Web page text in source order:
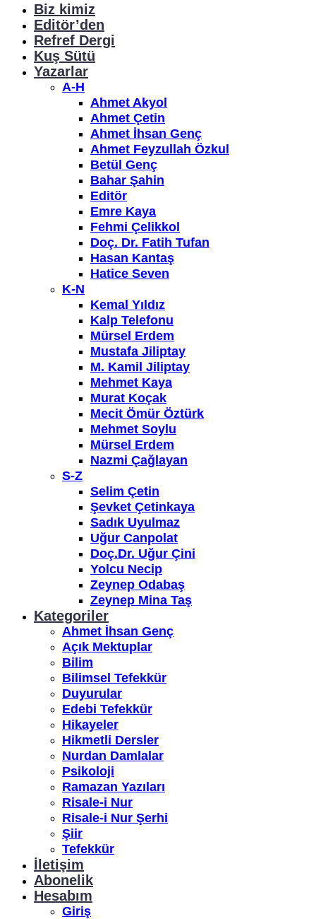
Biz kimiz
Editör’den
Refref Dergi
Kuş Sütü
Yazarlar
A-H
Ahmet Akyol
Ahmet Çetin
Ahmet İhsan Genç
Ahmet Feyzullah Özkul
Betül Genç
Bahar Şahin
Editör
Emre Kaya
Fehmi Çelikkol
Doç. Dr. Fatih Tufan
Hasan Kantaş
Hatice Seven
K-N
Kemal Yıldız
Kalp Telefonu
Mürsel Erdem
Mustafa Jiliptay
M. Kamil Jiliptay
Mehmet Kaya
Murat Koçak
Mecit Ömür Öztürk
Mehmet Soylu
Mürsel Erdem
Nazmi Çağlayan
S-Z
Selim Çetin
Şevket Çetinkaya
Sadık Uyulmaz
Uğur Canpolat
Doç.Dr. Uğur Çini
Yolcu Necip
Zeynep Odabaş
Zeynep Mina Taş
Kategoriler
Ahmet İhsan Genç
Açık Mektuplar
Bilim
Bilimsel Tefekkür
Duyurular
Edebi Tefekkür
Hikayeler
Hikmetli Dersler
Nurdan Damlalar
Psikoloji
Ramazan Yazıları
Risale-i Nur
Risale-i Nur Şerhi
Şiir
Tefekkür
İletişim
Abonelik
Hesabım
Giriş